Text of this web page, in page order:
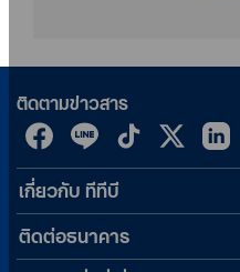
ติดตามข่าวสาร
เกี่ยวกับ ทีทีบี
ติดต่อธนาคาร